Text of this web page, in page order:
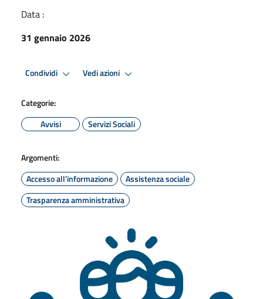
Data :
31 gennaio 2026
Condividi Vedi azioni
Categorie:
Avvisi
Servizi Sociali
Argomenti:
Accesso all'informazione
Assistenza sociale
Trasparenza amministrativa